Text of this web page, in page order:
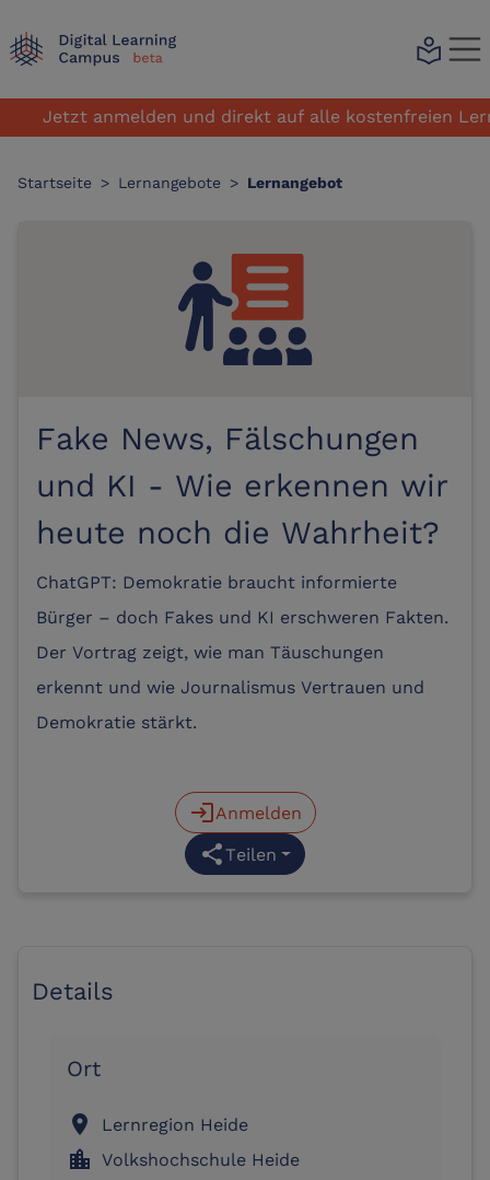
local_library
Jetzt anmelden und direkt auf alle kostenfreien
Startseite > Lernangebote > Lernangebot
Fake News, Fälschungen
und KI - Wie erkennen wir
heute noch die Wahrheit?
ChatGPT: Demokratie braucht informierte
Bürger – doch Fakes und KI erschweren Fakten.
Der Vortrag zeigt, wie man Täuschungen
erkennt und wie Journalismus Vertrauen und
Demokratie stärkt.
loginAnmelden
shareTeilen
Details
Ort
location_on Lernregion Heide
location_city Volkshochschule Heide